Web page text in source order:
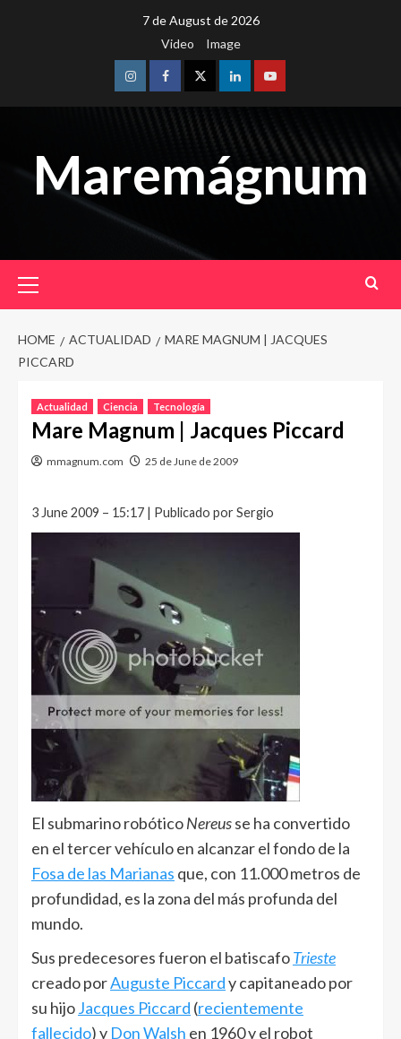
7 de August de 2026
Video
Image
InstagramFacebookTwitterLinkedinYoutube
Maremágnum
Menu
HOME ACTUALIDAD
MARE MAGNUM | JACQUES
PICCARD
Actualidad Ciencia Tecnología
Mare Magnum | Jacques Piccard
mmagnum.com 25 de June de 2009
3 June 2009 – 15:17 | Publicado por Sergio
El submarino robóticoNereusse ha convertido
en el tercer vehículo en alcanzar el fondo de la
Fosa de las Marianas que, con 11.000 metros de
profundidad, es la zona del más profunda del
mundo.
Sus predecesores fueron el batiscafoTrieste
creado porAuguste Piccardy capitaneado por
su hijoJacques Piccard (recientemente
fallecido) y Don Walsh en 1960 y el robot